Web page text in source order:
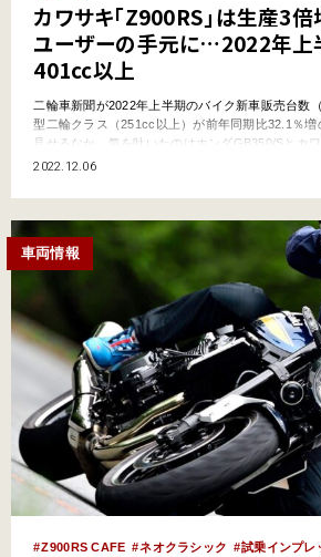
カワサキ「Z900RS」は生産3倍
ユーザーの手元に…2022年上
401cc以上
二輪車新聞が2022年上半期のバイク新車販売台数
型二輪クラス（251cc以上）が前年同期比32.1％増
見せるなか、気を吐いたのはホンダGB350/Sとカ
では401cc以上にフォーカスしてお届けする。 ●
Z900RS…
2022.12.06
車両情報
Z900RS CAFE ネオクラシック 試乗インプレ